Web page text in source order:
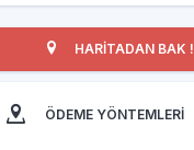
HARİTADAN BAK !
ÖDEME YÖNTEMLERİ